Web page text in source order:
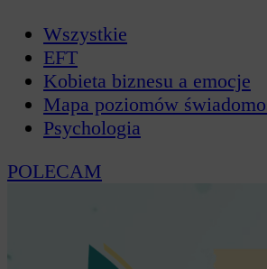
Wszystkie
EFT
Kobieta biznesu a emocje
Mapa poziomów
Psychologia
POLECAM